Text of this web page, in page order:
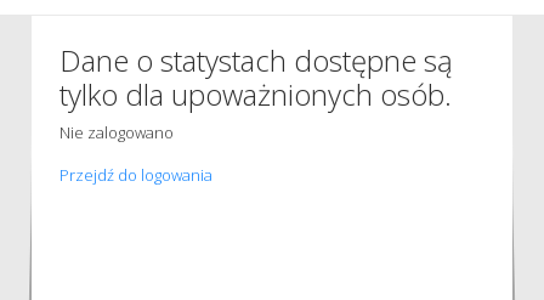
Dane o statystach dostępne są
tylko dla upoważnionych osób.
Nie zalogowano
Przejdź do logowania